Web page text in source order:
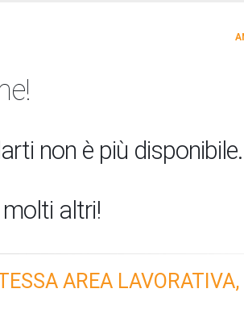
non è più disponibile.
altri!
AREA LAVORATIVA,